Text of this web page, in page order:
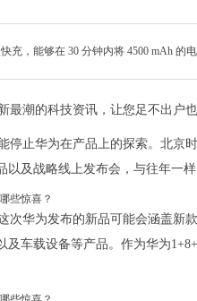
充，能够在 30 分钟内将 4500 mAh 的
最潮的科技资讯，让您足不出户
停止华为在产品上的探索。北京
及战略线上发布会，与往年一
次华为发布的新品可能会涵盖新
车载设备等产品。作为华为